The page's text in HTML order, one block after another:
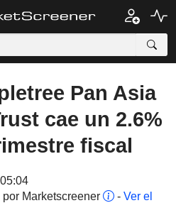
Pan Asia
cae un 2.6%
fiscal
Marketscreener
- Ver el